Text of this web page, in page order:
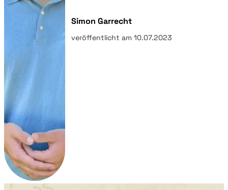
Simon Garrecht
veröffentlicht am 10.07.2023